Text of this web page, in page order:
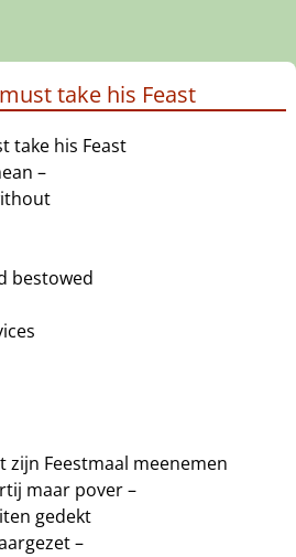
take his Feast
take his Feast
–
bestowed
zijn Feestmaal meenemen
maar pover –
gedekt
–